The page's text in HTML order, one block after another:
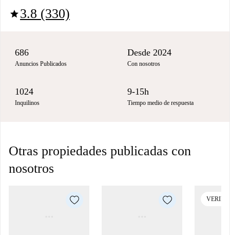
star3.8 (330)
686
Anuncios Publicados
Desde 2024
Con nosotros
1024
Inquilinos
9-15h
Tiempo medio de respuesta
Otras propiedades publicadas con
nosotros